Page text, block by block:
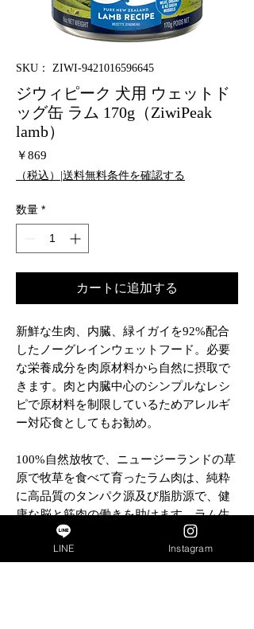
SKU： ZIWI-9421016596645
ジウィピーク 犬用 ウェットド
ッグ缶 ラム 170g（ZiwiPeak
lamb）
￥869
格
（税込）|送料無料条件を確認する
数量 *
カートに追加する
新鮮な生肉、内臓、緑イガイを92%配合
したノーグレインウェットフード。必要
な栄養成分を肉原材料から自然に摂取で
きます。肉と内臓中心のシンプルなレシ
ピで原材料を制限しているためアレルギ
ー対応食としてもお勧め。
100%自然放牧で、ニュージーランドの草
原で牧草を食べて育ったラム肉は、純粋
に高品質のタンパク源及び脂肪源で、健
康な脳と筋肉の働きを助けます。ラム生
肉と、生レバー、生キドニー、生ハー
ト、生トライプ、生ラングなどの内臓を
LINE Instagram